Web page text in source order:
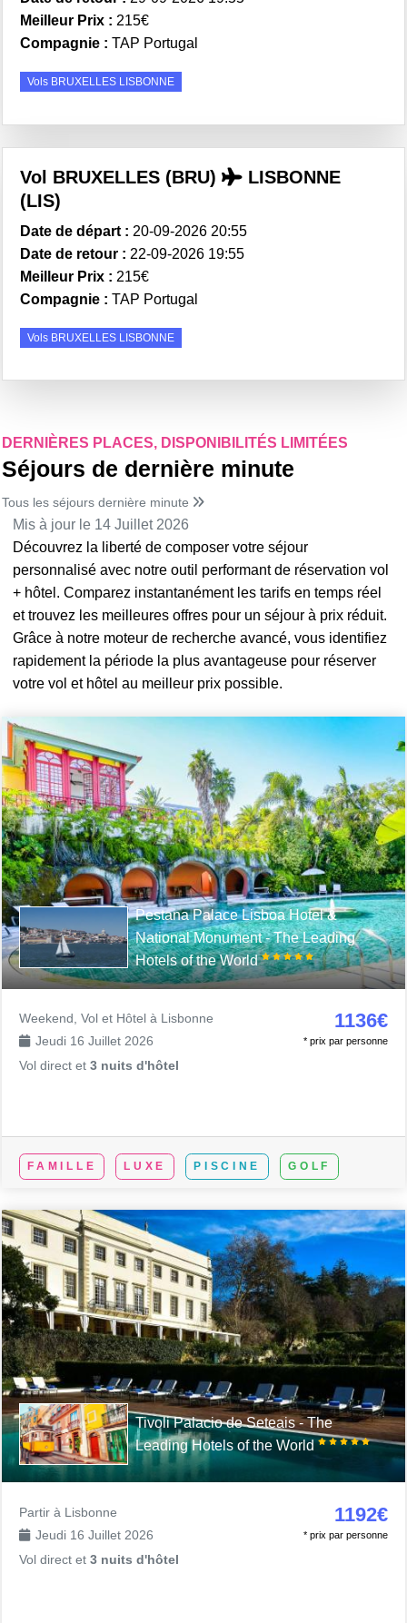
Meilleur Prix : 215€
Compagnie : TAP Portugal
Vols BRUXELLES LISBONNE
Vol BRUXELLES (BRU)
LISBONNE
(LIS)
Date de départ : 20-09-2026 20:55
Date de retour : 22-09-2026 19:55
Meilleur Prix : 215€
Compagnie : TAP Portugal
Vols BRUXELLES LISBONNE
DERNIÈRES PLACES, DISPONIBILITÉS LIMITÉES
Séjours de dernière minute
Tous les séjours dernière minute
Mis à jour le 14 Juillet 2026
Découvrez la liberté de composer votre séjour
personnalisé avec notre outil performant de réservation vol
+ hôtel. Comparez instantanément les tarifs en temps réel
et trouvez les meilleures offres pour un séjour à prix réduit.
Grâce à notre moteur de recherche avancé, vous identifiez
rapidement la période la plus avantageuse pour réserver
votre vol et hôtel au meilleur prix possible.
Pestana Palace Lisboa Hotel &
National Monument - The Leading
Hotels of the World
Weekend, Vol et Hôtel à Lisbonne
Jeudi 16 Juillet 2026
Vol direct et3 nuits d'hôtel
1136€
* prix par personne
FAMILLE LUXE PISCINE GOLF
Tivoli Palacio de Seteais - The
Leading Hotels of the World
Partir à Lisbonne
Jeudi 16 Juillet 2026
Vol direct et3 nuits d'hôtel
1192€
* prix par personne